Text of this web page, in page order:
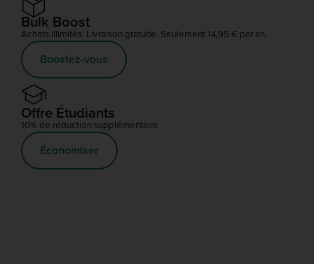
Bulk Boost
Achats illimités. Livraison gratuite. Seulement 14,95 € par an.
Boostez-vous
Offre Étudiants
10% de réduction supplémentaire
Économiser